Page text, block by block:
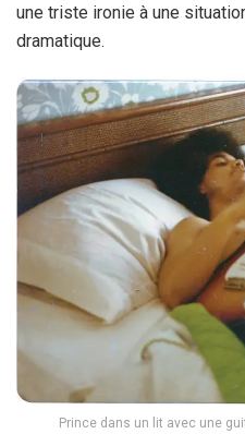
une triste ironie à une
dramatique.
Prince dans un lit avec une